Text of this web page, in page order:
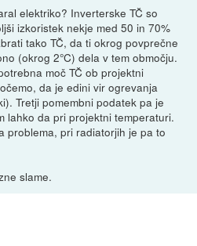
elektriko? Inverterske TČ so
izkoristek nekje med 50 in 70%
tako TČ, da ti okrog povprečne
(okrog 2°C) dela v tem območju.
moč TČ ob projektni
da je edini vir ogrevanja
Tretji pomembni podatek pa je
lahko da pri projektni temperaturi.
problema, pri radiatorjih je pa to
slame.